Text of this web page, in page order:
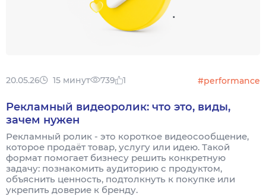
20.05.26 15 минут 739 1 #performance
Рекламный видеоролик: что это, виды,
зачем нужен
Рекламный ролик - это короткое видеосообщение,
которое продаёт товар, услугу или идею. Такой
формат помогает бизнесу решить конкретную
задачу: познакомить аудиторию с продуктом,
объяснить ценность, подтолкнуть к покупке или
укрепить доверие к бренду.